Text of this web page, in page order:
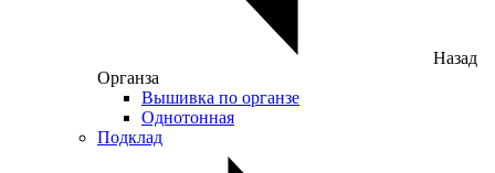
Назад
Органза
Вышивка по органзе
Однотонная
Подклад